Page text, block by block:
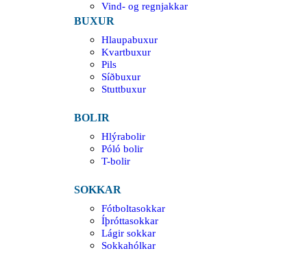
Vind- og regnjakkar
BUXUR
Hlaupabuxur
Kvartbuxur
Pils
Síðbuxur
Stuttbuxur
BOLIR
Hlýrabolir
Póló bolir
T-bolir
SOKKAR
Fótboltasokkar
Íþróttasokkar
Lágir sokkar
Sokkahólkar